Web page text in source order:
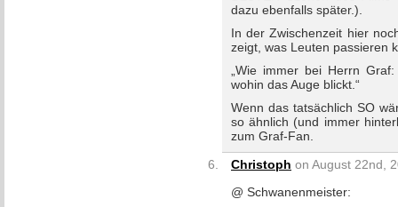
dazu ebenfalls später.).
In der Zwischenzeit hier
zeigt, was Leuten passieren
„Wie immer bei Herrn
wohin das Auge blickt.“
Wenn das tatsächlich SO
so ähnlich (und immer
zum Graf-Fan.
Christoph on August 22nd,
@ Schwanenmeister: